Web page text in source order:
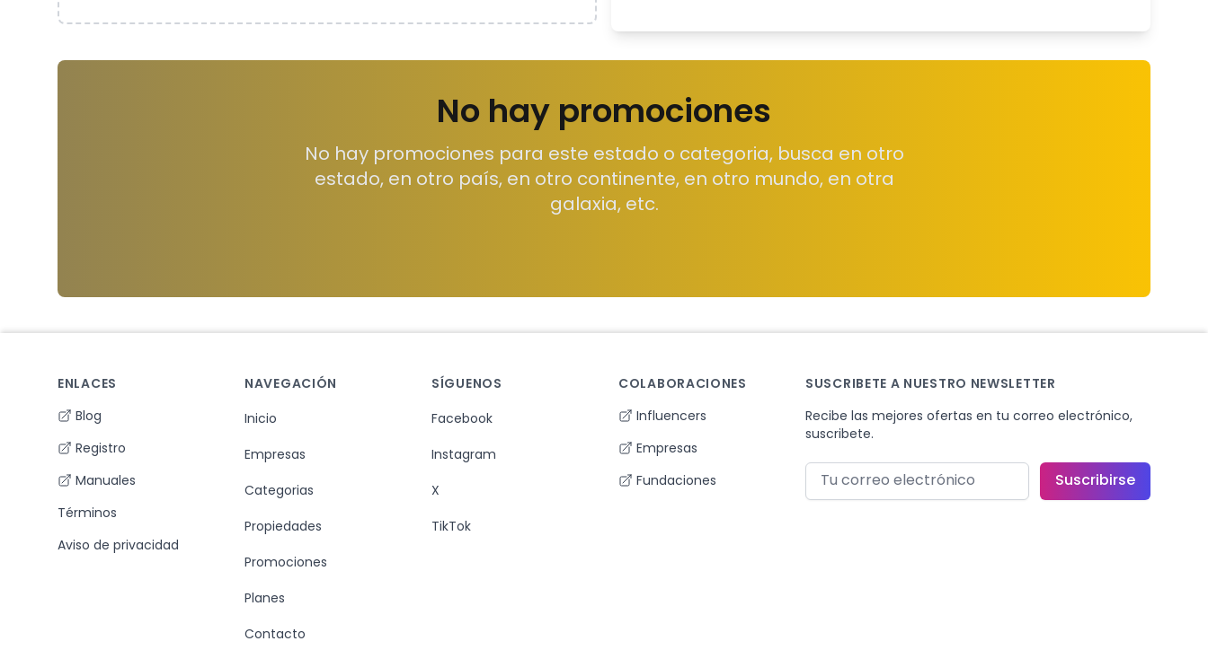
No hay promociones
No hay promociones para este estado o categoria, busca en otro
estado, en otro país, en otro continente, en otro mundo, en otra
galaxia, etc.
ENLACES
Blog
Registro
Manuales
Términos
Aviso de privacidad
NAVEGACIÓN
Inicio
Empresas
Categorias
Propiedades
Promociones
Planes
Contacto
SÍGUENOS
Facebook
Instagram
X
TikTok
COLABORACIONES
Influencers
Empresas
Fundaciones
SUSCRIBETE A NUESTRO NEWSLETTER
Recibe las mejores ofertas en tu correo electrónico,
suscribete.
Correo electrónico
Suscribirse